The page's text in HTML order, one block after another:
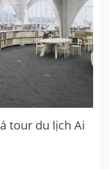
tour du lịch Ai